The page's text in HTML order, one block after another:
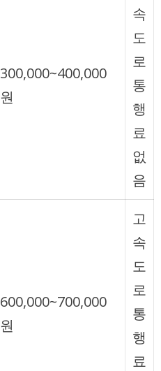
300,000~400,000
원
속
도
로
통
행
료
없
음
600,000~700,000
원
고
속
도
로
통
행
료